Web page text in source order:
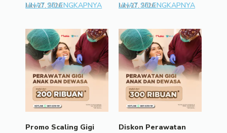
July 27, 2026
LIHAT SELENGKAPNYA July 27, 2026
LIHAT SELENGKAPNYA
Promo Scaling Gigi
Diskon Perawatan